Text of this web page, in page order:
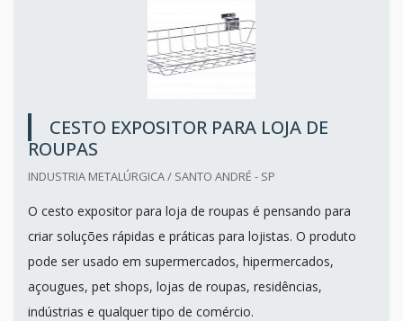
CESTO EXPOSITOR PARA LOJA DE
ROUPAS
INDUSTRIA METALÚRGICA / SANTO ANDRÉ - SP
O cesto expositor para loja de roupas é pensando para
criar soluções rápidas e práticas para lojistas. O produto
pode ser usado em supermercados, hipermercados,
açougues, pet shops, lojas de roupas, residências,
indústrias e qualquer tipo de comércio.